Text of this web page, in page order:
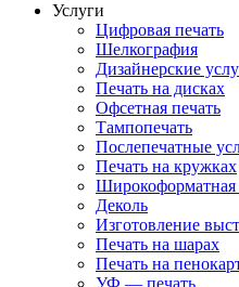
Услуги
Цифровая печать
Шелкография
Дизайнерские
Печать на дисках
Офсетная печать
Тампопечать
Послепечатные
Печать на кружках
Широкоформатная
Деколь
Изготовление
Печать на шарах
Печать на
УФ — печать